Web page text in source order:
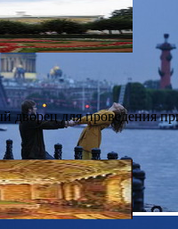
дворец для проведения